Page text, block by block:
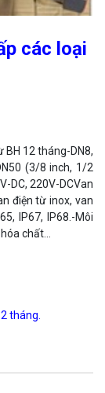
các loại
BH 12 tháng-DN8,
(3/8 inch, 1/2
DC, 220V-DCVan
điện từ inox, van
IP67, IP68.-Môi
chất…
tháng.